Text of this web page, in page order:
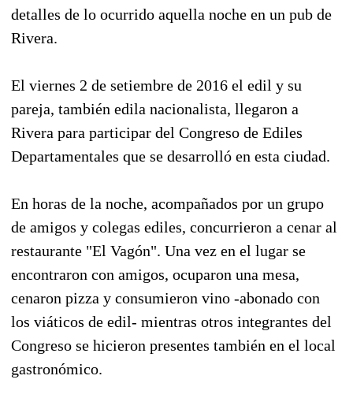
detalles de lo ocurrido aquella noche en un pub de
Rivera.
El viernes 2 de setiembre de 2016 el edil y su
pareja, también edila nacionalista, llegaron a
Rivera para participar del Congreso de Ediles
Departamentales que se desarrolló en esta ciudad.
En horas de la noche, acompañados por un grupo
de amigos y colegas ediles, concurrieron a cenar al
restaurante "El Vagón". Una vez en el lugar se
encontraron con amigos, ocuparon una mesa,
cenaron pizza y consumieron vino -abonado con
los viáticos de edil- mientras otros integrantes del
Congreso se hicieron presentes también en el local
gastronómico.